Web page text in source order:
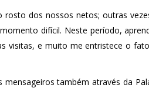
rosto dos nossos netos; outras
difícil. Neste período,
visitas, e muito me entristece o
também através da